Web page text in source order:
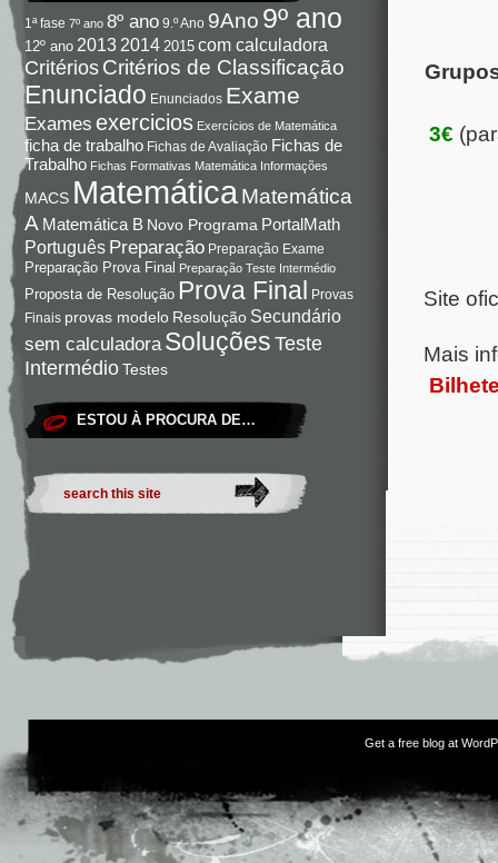
1ª fase 7º ano 8º ano 9.º Ano 9Ano 9º ano
12º ano 2013 2014 2015 com calculadora
Critérios Critérios de Classificação
Enunciado Enunciados Exame
Exames exercicios Exercícios de Matemática
ficha de trabalho Fichas de Avaliação Fichas de
Trabalho Fichas Formativas Matemática Informações
MACS Matemática Matemática
A Matemática B Novo Programa PortalMath
Português Preparação Preparação Exame
Preparação Prova Final Preparação Teste Intermédio
Proposta de Resolução Prova Final Provas
Finais provas modelo Resolução Secundário
sem calculadora Soluções Teste
IntermédioTestes
ESTOU À PROCURA DE…
3€
Site
Mais
Get a free blog at